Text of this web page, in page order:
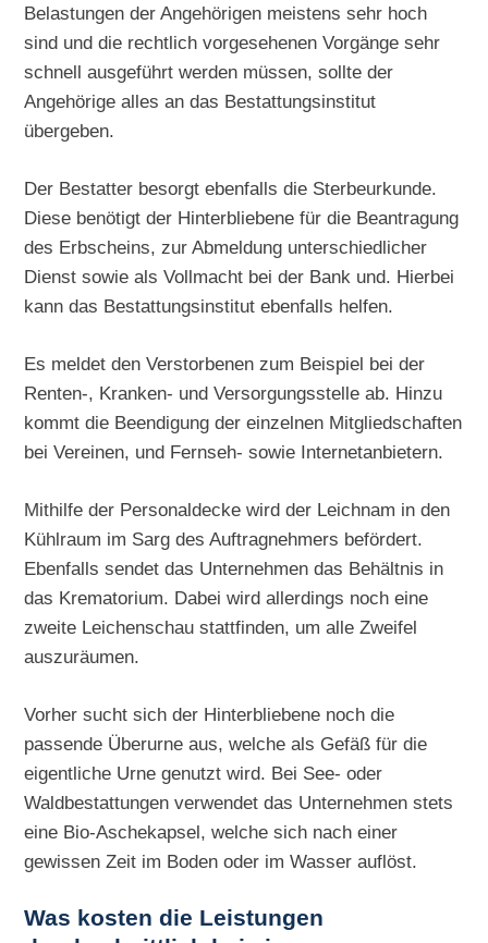
Belastungen der Angehörigen meistens sehr hoch
sind und die rechtlich vorgesehenen Vorgänge sehr
schnell ausgeführt werden müssen, sollte der
Angehörige alles an das Bestattungsinstitut
übergeben.
Der Bestatter besorgt ebenfalls die Sterbeurkunde.
Diese benötigt der Hinterbliebene für die Beantragung
des Erbscheins, zur Abmeldung unterschiedlicher
Dienst sowie als Vollmacht bei der Bank und. Hierbei
kann das Bestattungsinstitut ebenfalls helfen.
Es meldet den Verstorbenen zum Beispiel bei der
Renten-, Kranken- und Versorgungsstelle ab. Hinzu
kommt die Beendigung der einzelnen Mitgliedschaften
bei Vereinen, und Fernseh- sowie Internetanbietern.
Mithilfe der Personaldecke wird der Leichnam in den
Kühlraum im Sarg des Auftragnehmers befördert.
Ebenfalls sendet das Unternehmen das Behältnis in
das Krematorium. Dabei wird allerdings noch eine
zweite Leichenschau stattfinden, um alle Zweifel
auszuräumen.
Vorher sucht sich der Hinterbliebene noch die
passende Überurne aus, welche als Gefäß für die
eigentliche Urne genutzt wird. Bei See- oder
Waldbestattungen verwendet das Unternehmen stets
eine Bio-Aschekapsel, welche sich nach einer
gewissen Zeit im Boden oder im Wasser auflöst.
Was kosten die Leistungen